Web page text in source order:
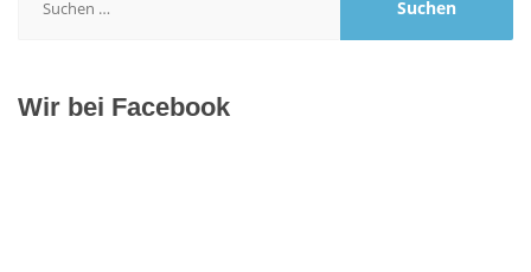
nach:
Wir bei Facebook